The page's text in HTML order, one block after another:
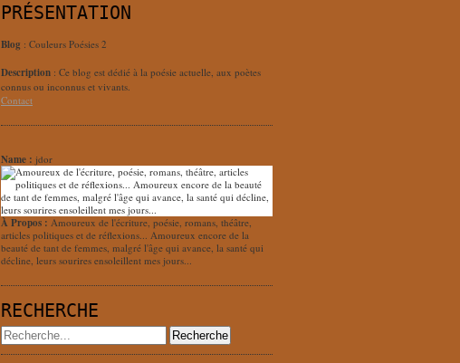
PRÉSENTATION
Blog : Couleurs Poésies 2
Description : Ce blog est dédié à la poésie actuelle, aux poètes
connus ou inconnus et vivants.
Contact
Name : jdor
À Propos : Amoureux de l'écriture, poésie, romans, théâtre,
articles politiques et de réflexions... Amoureux encore de la
beauté de tant de femmes, malgré l'âge qui avance, la santé qui
décline, leurs sourires ensoleillent mes jours...
RECHERCHE